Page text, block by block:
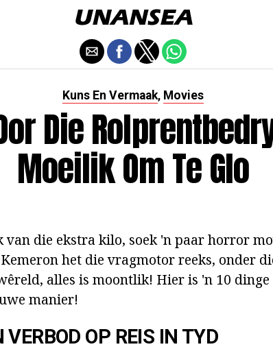
Kuns En Vermaak, Movies
Die
Moeilik Om Te Glo
van die ekstra kilo, soek 'n paar horror
het die vragmotor reeks, onder
alles is moontlik! Hier is 'n 10
manier!
OP REIS IN TYD